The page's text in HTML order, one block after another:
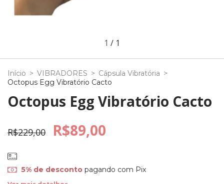
1 / 1
Início > VIBRADORES > Cápsula Vibratória >
Octopus Egg Vibratório Cacto
Octopus Egg Vibratório Cacto
R$229,00 R$89,00
5% de descontopagando com Pix